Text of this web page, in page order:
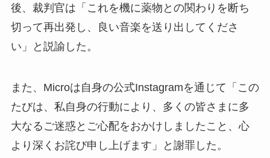
後、裁判官は「これを機に薬物との関わりを断ち
切って再出発し、良い音楽を送り出してくださ
い」と説諭した。
また、Microは自身の公式Instagramを通じて「この
たびは、私自身の行動により、多くの皆さまに多
大なるご迷惑とご心配をおかけしましたこと、心
より深くお詫び申し上げます」と謝罪した。